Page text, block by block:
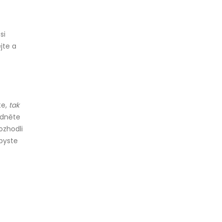
a
tak